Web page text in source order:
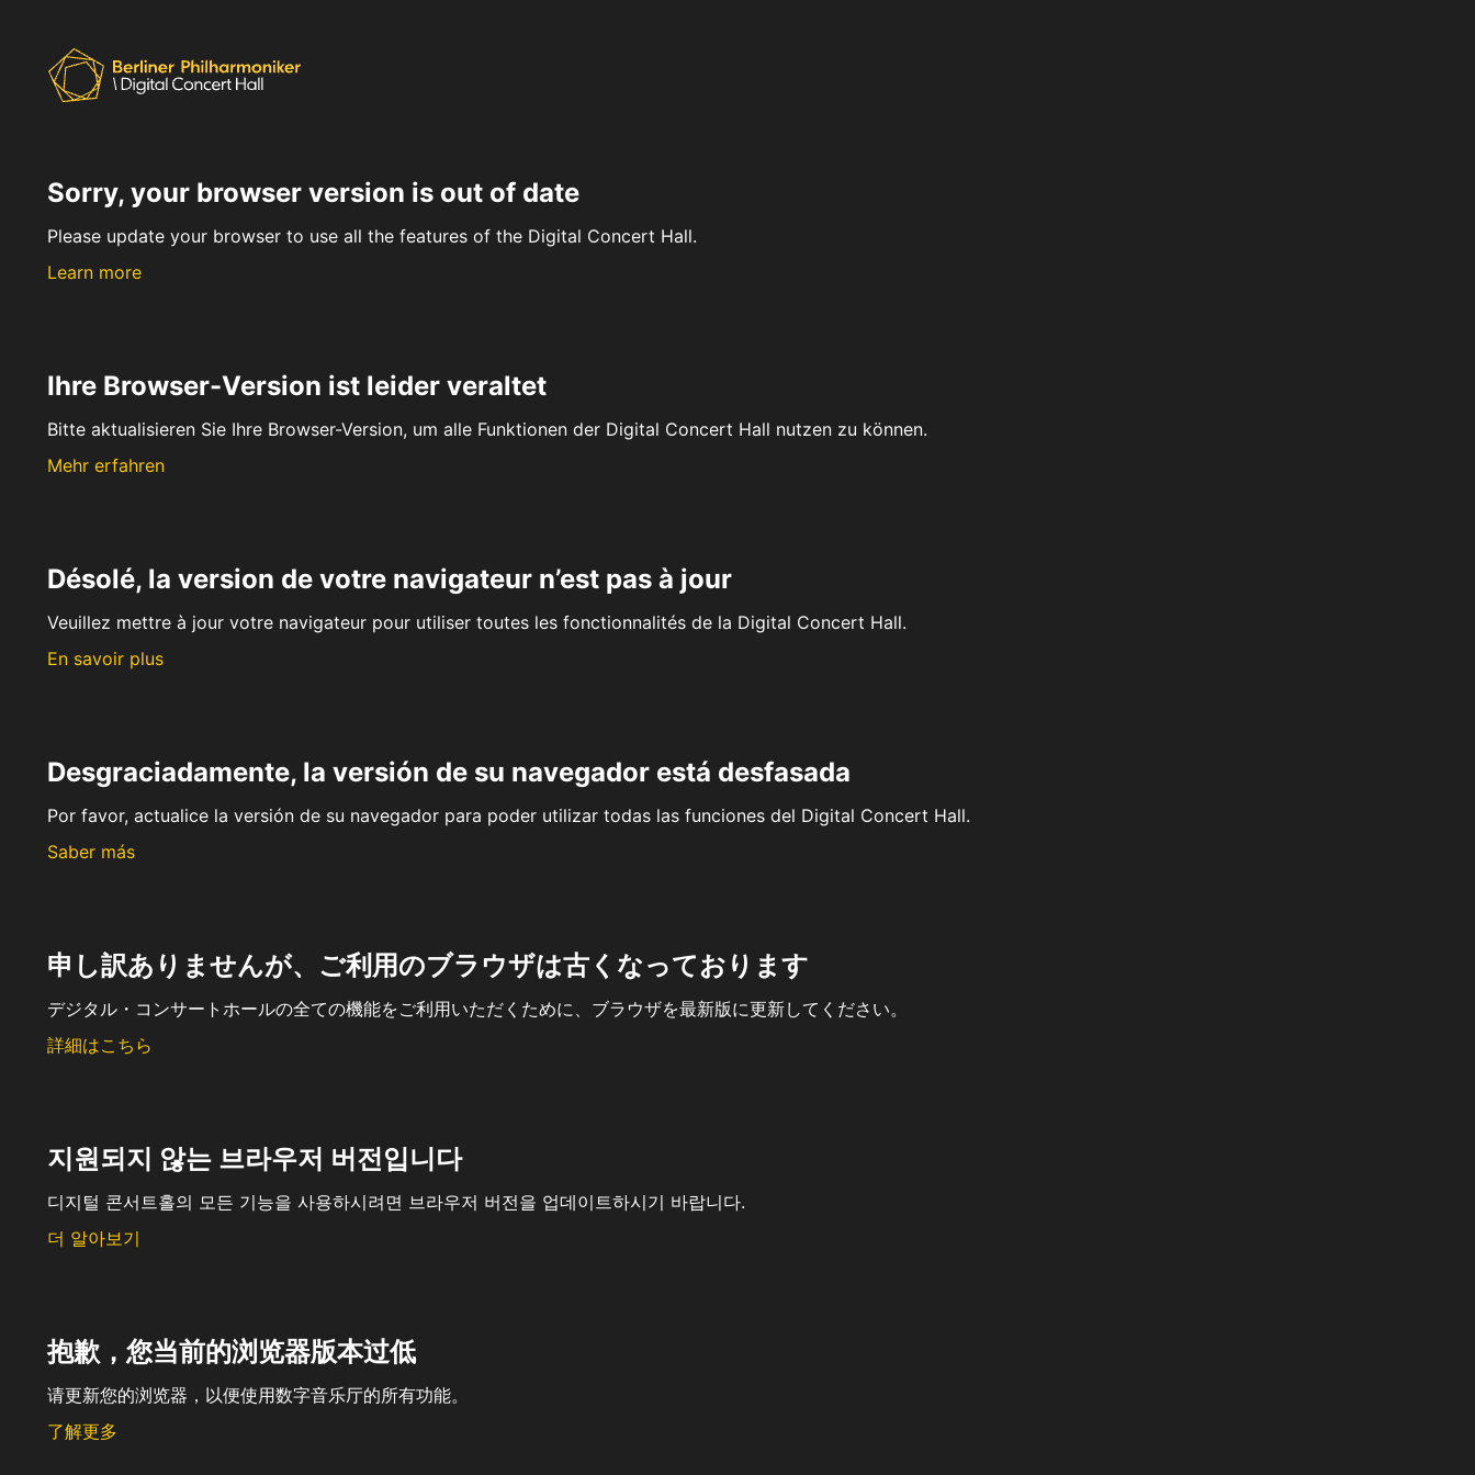
Sorry, your browser version is out of date
Please update your browser to use all the features of the Digital Concert Hall.
Learn more
Ihre Browser-Version ist leider veraltet
Bitte aktualisieren Sie Ihre Browser-Version, um alle Funktionen der Digital Concert Hall nutzen zu können.
Mehr erfahren
Désolé, la version de votre navigateur n’est pas à jour
Veuillez mettre à jour votre navigateur pour utiliser toutes les fonctionnalités de la Digital Concert Hall.
En savoir plus
Desgraciadamente, la versión de su navegador está desfasada
Por favor, actualice la versión de su navegador para poder utilizar todas las funciones del Digital Concert Hall.
Saber más
申し訳ありませんが、ご利用のブラウザは古くなっております
デジタル・コンサートホールの全ての機能をご利用いただくために、ブラウザを最新版に更新してください。
詳細はこちら
지원되지 않는 브라우저 버전입니다
디지털 콘서트홀의 모든 기능을 사용하시려면 브라우저 버전을 업데이트하시기 바랍니다.
더 알아보기
抱歉，您当前的浏览器版本过低
请更新您的浏览器，以便使用数字音乐厅的所有功能。
了解更多